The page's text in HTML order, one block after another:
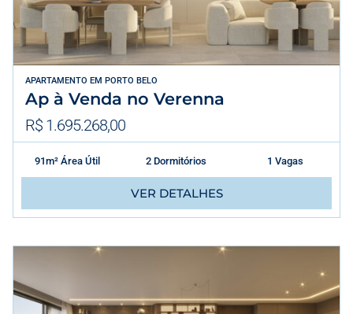
APARTAMENTO EM PORTO BELO
Ap à Venda no Verenna
R$ 1.695.268,00
91m² Área Útil 2 Dormitórios 1 Vagas
VER DETALHES